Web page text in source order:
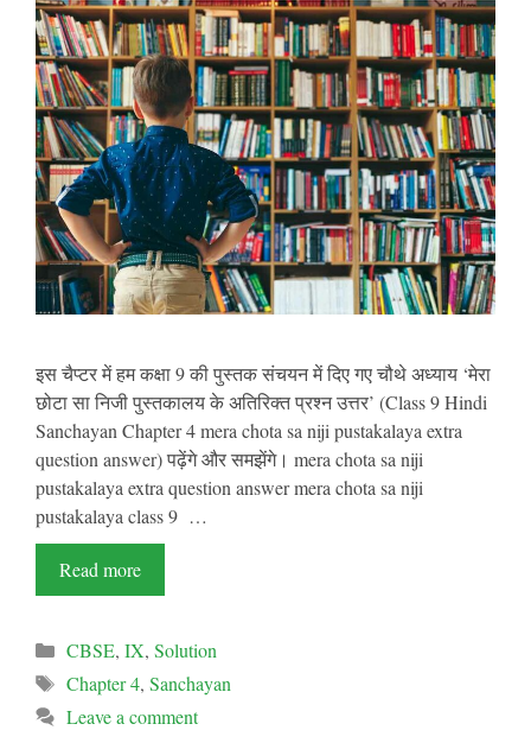
इस चैप्टर में हम कक्षा 9 की पुस्तक संचयन में दिए गए चौथे अध्याय ‘मेरा
छोटा सा निजी पुस्तकालय के अतिरिक्त प्रश्न उत्तर’ (Class 9 Hindi
Sanchayan Chapter 4 mera chota sa niji pustakalaya extra
question answer) पढ़ेंगे और समझेंगे। mera chota sa niji
pustakalaya extra question answer mera chota sa niji
pustakalaya class 9 …
Read more
Categories
CBSE, IX, Solution
Tags
Chapter 4, Sanchayan
Leave a comment